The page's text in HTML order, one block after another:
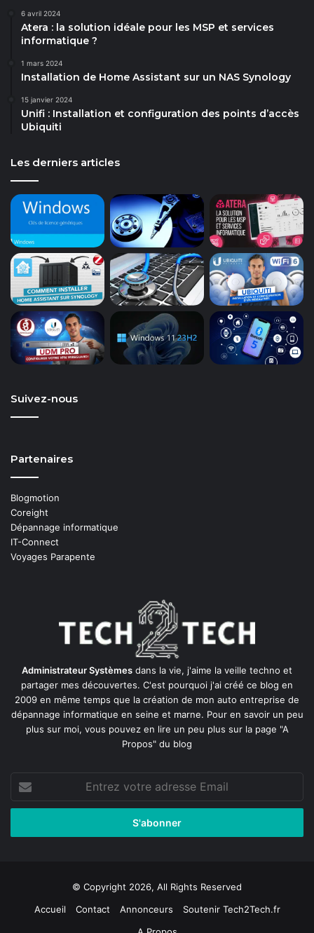
6 avril 2024
Atera : la solution idéale pour les MSP et services
informatique ?
1 mars 2024
Installation de Home Assistant sur un NAS Synology
15 janvier 2024
Unifi : Installation et configuration des points d’accès
Ubiquiti
Les derniers articles
Suivez-nous
Partenaires
Blogmotion
Coreight
Dépannage informatique
IT-Connect
Voyages Parapente
Administrateur Systèmes dans la vie, j'aime la veille techno et
partager mes découvertes. C'est pourquoi j'ai créé ce blog en
2009 en même temps que la création de mon auto entreprise de
dépannage informatique en seine et marne. Pour en savoir un peu
plus sur moi, vous pouvez en lire un peu plus sur la page "A
Propos" du blog
votre
adresse
© Copyright 2026, All Rights Reserved
Accueil
Contact Annonceurs
Soutenir Tech2Tech.fr